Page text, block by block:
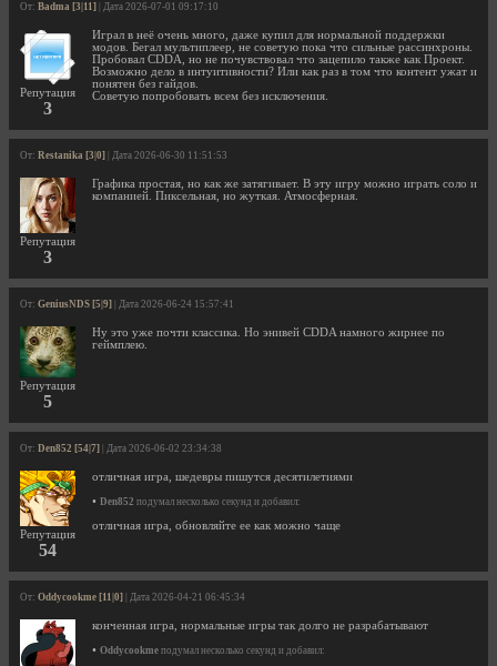
От: Badma [3|11] | Дата 2026-07-01 09:17:10
Репутация
3
Играл в неё очень много, даже купил для нормальной поддержки
модов. Бегал мультиплеер, не советую пока что сильные рассинхроны.
Пробовал CDDA, но не почувствовал что зацепило также как Проект.
Возможно дело в интуитивности? Или как раз в том что контент ужат и
понятен без гайдов.
Советую попробовать всем без исключения.
От: Restanika [3|0] | Дата 2026-06-30 11:51:53
Репутация
3
Графика простая, но как же затягивает. В эту игру можно играть соло и
компанией. Пиксельная, но жуткая. Атмосферная.
От: GeniusNDS [5|9] | Дата 2026-06-24 15:57:41
Репутация
5
Ну это уже почти классика. Но энивей CDDA намного жирнее по
геймплею.
От: Den852 [54|7] | Дата 2026-06-02 23:34:38
Репутация
54
отличная игра, шедевры пишутся десятилетиями
• Den852 подумал несколько секунд и добавил:
отличная игра, обновляйте ее как можно чаще
От: Oddycookme [11|0] | Дата 2026-04-21 06:45:34
конченная игра, нормальные игры так долго не разрабатывают
• Oddycookme подумал несколько секунд и добавил: